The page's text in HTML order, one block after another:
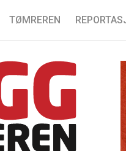
TØMREREN